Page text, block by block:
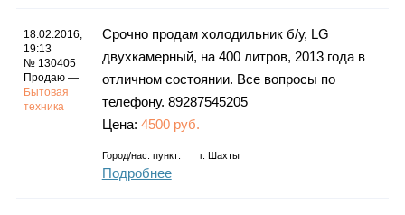
18.02.2016,
19:13
№ 130405
Продаю —
Бытовая
техника
Срочно продам холодильник б/у, LG
двухкамерный, на 400 литров, 2013 года в
отличном состоянии. Все вопросы по
телефону. 89287545205
Цена: 4500 руб.
Город/нас. пункт: г. Шахты
Подробнее